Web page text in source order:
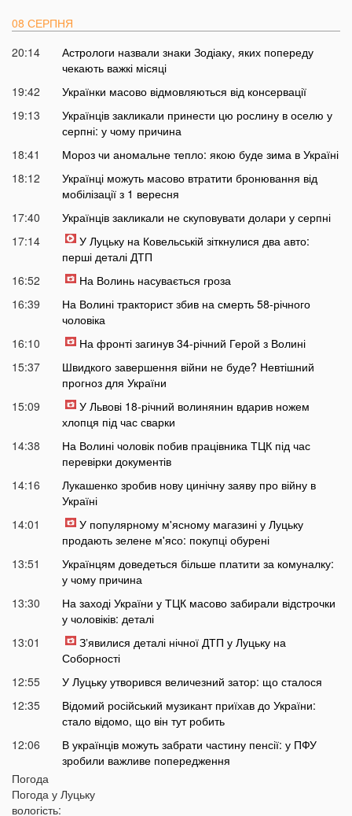
08 СЕРПНЯ
20:14
Астрологи назвали знаки Зодіаку, яких попереду
чекають важкі місяці
19:42
Українки масово відмовляються від консервації
19:13
Українців закликали принести цю рослину в оселю у
серпні: у чому причина
18:41
Мороз чи аномальне тепло: якою буде зима в Україні
18:12
Українці можуть масово втратити бронювання від
мобілізації з 1 вересня
17:40
Українців закликали не скуповувати долари у серпні
17:14
У Луцьку на Ковельській зіткнулися два авто:
перші деталі ДТП
16:52
На Волинь насувається гроза
16:39
На Волині тракторист збив на смерть 58-річного
чоловіка
16:10
На фронті загинув 34-річний Герой з Волині
15:37
Швидкого завершення війни не буде? Невтішний
прогноз для України
15:09
У Львові 18-річний волинянин вдарив ножем
хлопця під час сварки
14:38
На Волині чоловік побив працівника ТЦК під час
перевірки документів
14:16
Лукашенко зробив нову цинічну заяву про війну в
Україні
14:01
У популярному м'ясному магазині у Луцьку
продають зелене м'ясо: покупці обурені
13:51
Українцям доведеться більше платити за комуналку:
у чому причина
13:30
На заході України у ТЦК масово забирали відстрочки
у чоловіків: деталі
13:01
Зʼявилися деталі нічної ДТП у Луцьку на
Соборності
12:55
У Луцьку утворився величезний затор: що сталося
12:35
Відомий російський музикант приїхав до України:
стало відомо, що він тут робить
12:06
В українців можуть забрати частину пенсії: у ПФУ
зробили важливе попередження
11:34
гранатою
Погода
Погода у Луцьку
вологість: